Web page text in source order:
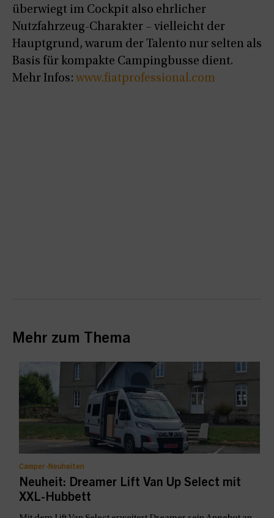
überwiegt im Cockpit also ehrlicher
Nutzfahrzeug-Charakter – vielleicht der
Hauptgrund, warum der Talento nur selten als
Basis für kompakte Campingbusse dient.
Mehr Infos: www.fiatprofessional.com
Mehr zum Thema
Camper-Neuheiten
Neuheit: Dreamer Lift Van Up Select mit
XXL-Hubbett